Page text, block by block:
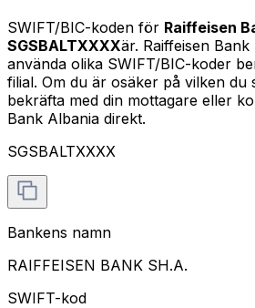
SWIFT/BIC-koden för Raiffeisen
SGSBALTXXXXär. Raiffeisen
använda olika SWIFT/BIC-koder
filial. Om du är osäker på vilken du
bekräfta med din mottagare eller
Bank Albania direkt.
SGSBALTXXXX
Bankens namn
RAIFFEISEN BANK SH.A.
SWIFT-kod